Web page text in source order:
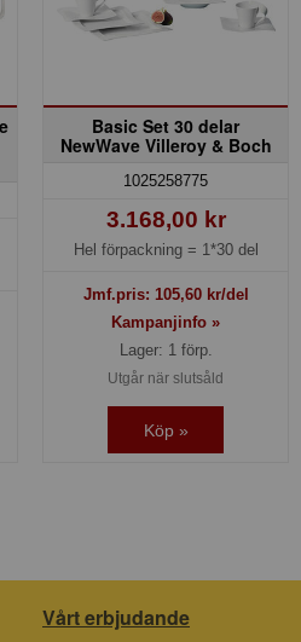
Basic Set 30 delar
NewWave Villeroy & Boch
1025258775
3.168,00 kr
Hel förpackning = 1*30 del
Jmf.pris: 105,60kr/del
Kampanjinfo »
Lager: 1 förp.
Utgår när slutsåld
Köp »
Vårt erbjudande